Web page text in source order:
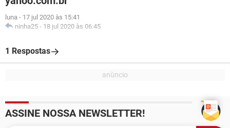
luna - 17 jul 2020 às 15:41
ninha25 - 18 jul 2020 às 06:45
1 Respostas
ASSINE NOSSA NEWSLETTER!